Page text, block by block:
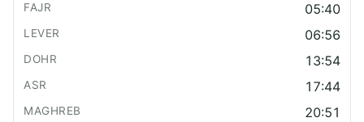
05:40
06:56
13:54
17:44
20:51